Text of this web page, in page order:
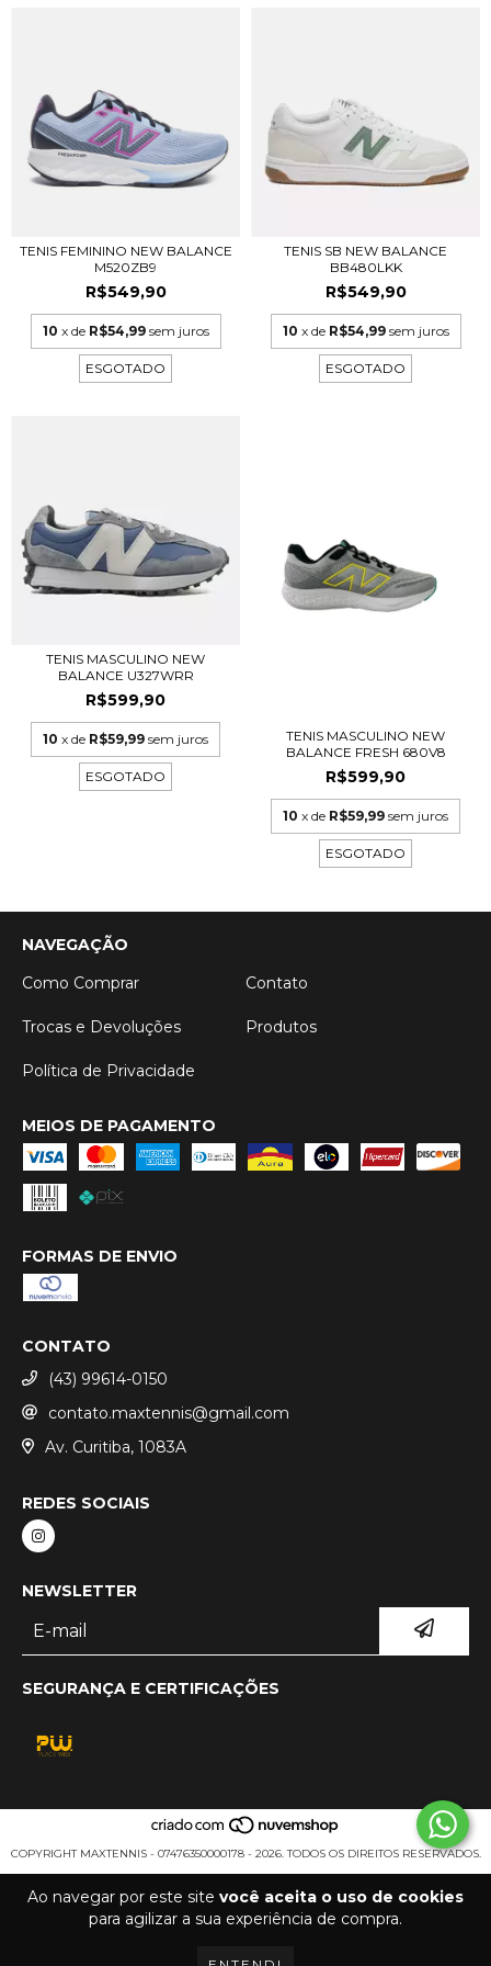
Ao navegar por este site você aceita o uso de cookies
para agilizar a sua experiência de compra.
TENIS FEMININO NEW BALANCE
M520ZB9
R$549,90
10 x de R$54,99 sem juros
ESGOTADO
TENIS SB NEW BALANCE
BB480LKK
R$549,90
10 x de R$54,99 sem juros
ESGOTADO
TENIS MASCULINO NEW
BALANCE U327WRR
R$599,90
10 x de R$59,99 sem juros
ESGOTADO
TENIS MASCULINO NEW
BALANCE FRESH 680V8
R$599,90
10 x de R$59,99 sem juros
ESGOTADO
NAVEGAÇÃO
Como Comprar
Contato
Trocas e Devoluções Produtos
Política de Privacidade
MEIOS DE PAGAMENTO
FORMAS DE ENVIO
CONTATO
(43) 99614-0150
contato.maxtennis@gmail.com
Av. Curitiba, 1083A
REDES SOCIAIS
NEWSLETTER
SEGURANÇA E CERTIFICAÇÕES
COPYRIGHT MAXTENNIS - 07476350000178 - 2026. TODOS OS DIREITOS RESERVADOS.